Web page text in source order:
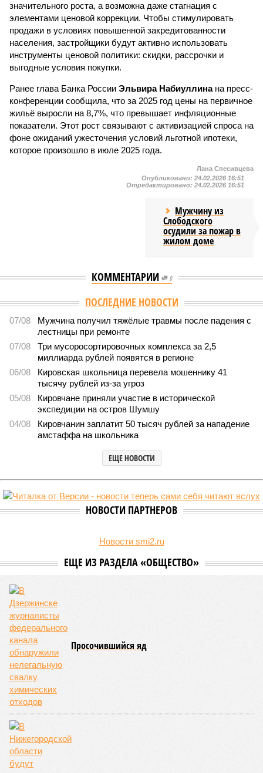
значительного роста, а возможна даже стагнация с
элементами ценовой коррекции. Чтобы стимулировать
продажи в условиях повышенной закредитованности
населения, застройщики будут активно использовать
инструменты ценовой политики: скидки, рассрочки и
выгодные условия покупки.
Ранее глава Банка России Эльвира Набиуллинана пресс-
конференции сообщила, что за 2025 год цены на первичное
жильё выросли на 8,7%, что превышает инфляционные
показатели. Этот рост связывают с активизацией спроса на
фоне ожиданий ужесточения условий льготной ипотеки,
которое произошло в июле 2025 года.
Лана Спесивцева
Опубликовано: 24.02.2026 16:51
Отредактировано: 24.02.2026 16:51
Мужчину из
Слободского
осудили за пожар в
жилом доме
КОММЕНТАРИИ 0
ПОСЛЕДНИЕ НОВОСТИ
07/08
Мужчина получил тяжёлые травмы после падения с
лестницы при ремонте
07/08
Три мусоросортировочных комплекса за 2,5
миллиарда рублей появятся в регионе
06/08
Кировская школьница перевела мошеннику 41
тысячу рублей из-за угроз
05/08
Кировчане приняли участие в исторической
экспедиции на остров Шумшу
04/08
Кировчанин заплатит 50 тысяч рублей за нападение
амстаффа на школьника
ЕЩЕ НОВОСТИ
НОВОСТИ ПАРТНЕРОВ
Новости smi2.ru
ЕЩЕ ИЗ РАЗДЕЛА «ОБЩЕСТВО»
Просочившийся яд